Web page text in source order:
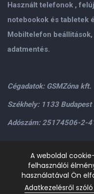
Használt telefonok ,
notebookok és tabletek
Mobiltelefon
adatmentés.
Cégadatok: GSMZóna kft.
Székhely: 1133
Adószám: 25174506-2-
Személyes átvétel:
H-P: 9.00-17.00,Szo: 9.00-
A weboldal
felhasználói
használatával Ön
Adatkezelésről